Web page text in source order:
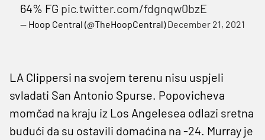
64% FG pic.twitter.com/fdgnqw0bzE
— Hoop Central (@TheHoopCentral)December 21, 2021
LA Clippersi na svojem terenu nisu uspjeli
svladati San Antonio Spurse. Popovicheva
momčad na kraju iz Los Angelesea odlazi sretna
budući da su ostavili domaćina na -24. Murray je